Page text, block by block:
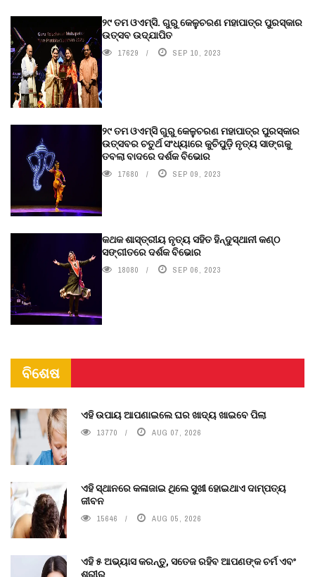
୨୯ ତମ ଓଏମ୍‌ସି. ଗୁରୁ କେଳୁଚରଣ ମହାପାତ୍ର ପୁରସ୍କାର
ଉତ୍ସବ ଉଦ୍‍ଯାପିତ
17629 SEP 10, 2023
୨୯ ତମ ଓଏମ୍‌ସି ଗୁରୁ କେଳୁଚରଣ ମହାପାତ୍ର ପୁରସ୍କାର
ଉତ୍ସବର ଚତୁର୍ଥ ସଂଧ୍ୟାରେ କୁଚିପୁଡ଼ି ନୃତ୍ୟ ସାଙ୍ଗକୁ
ତବଲା ବାଦରେ ଦର୍ଶକ ବିଭୋର
17680 SEP 09, 2023
କଥକ ଶାସ୍ତ୍ରୀୟ ନୃତ୍ୟ ସହିତ ହିନ୍ଦୁସ୍ଥାନୀ କଣ୍ଠ
ସଙ୍ଗୀତରେ ଦର୍ଶକ ବିଭୋର
18080 SEP 06, 2023
ବିଶେଷ
ଏହି ଉପାୟ ଆପଣାଇଲେ ଘର ଖାଦ୍ୟ ଖାଇବେ ପିଲା
13770 AUG 07, 2026
ଏହି ସ୍ଥାନରେ କଳାଜାଇ ଥିଲେ ସୁଖୀ ହୋଇଥାଏ ଦାମ୍ପତ୍ୟ
ଜୀବନ
15646 AUG 05, 2026
ଏହି ୫ ଅଭ୍ୟାସ କରନ୍ତୁ, ସତେଜ ରହିବ ଆପଣଙ୍କ ଚର୍ମ ଏବଂ
ଶରୀର